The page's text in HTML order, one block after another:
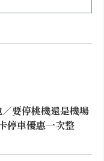
要停桃機還是機場
停車優惠一次整